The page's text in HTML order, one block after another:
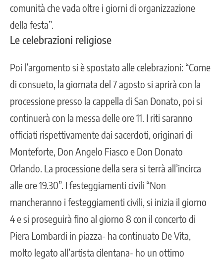
comunità che vada oltre i giorni di organizzazione
della festa”.
Le celebrazioni religiose
Poi l’argomento si è spostato alle celebrazioni: “Come
di consueto, la giornata del 7 agosto si aprirà con la
processione presso la cappella di San Donato, poi si
continuerà con la messa delle ore 11. I riti saranno
officiati rispettivamente dai sacerdoti, originari di
Monteforte, Don Angelo Fiasco e Don Donato
Orlando. La processione della sera si terrà all’incirca
alle ore 19.30”. I festeggiamenti civili “Non
mancheranno i festeggiamenti civili, si inizia il giorno
4 e si proseguirà fino al giorno 8 con il concerto di
Piera Lombardi in piazza- ha continuato De Vita,
molto legato all’artista cilentana- ho un ottimo